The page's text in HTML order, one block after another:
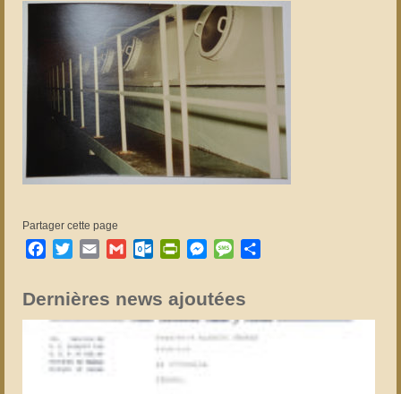
Partager cette page
Facebook
TwitterEmail GmailOutlook.com
PrintFriendly
Messenger
Message
Dernières news ajoutées